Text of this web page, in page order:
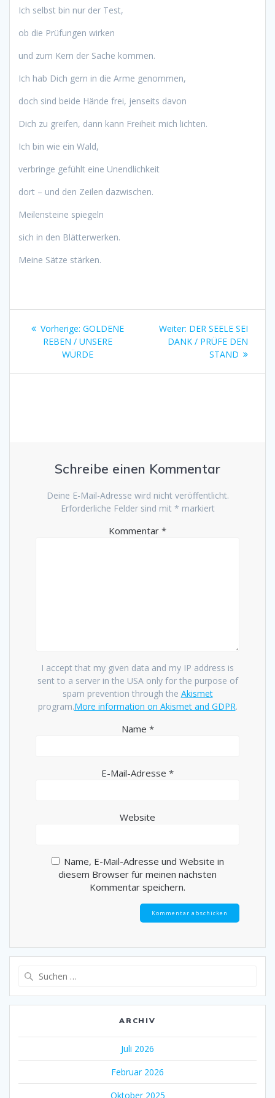
Ich selbst bin nur der Test,
ob die Prüfungen wirken
und zum Kern der Sache kommen.
Ich hab Dich gern in die Arme genommen,
doch sind beide Hände frei, jenseits davon
Dich zu greifen, dann kann Freiheit mich lichten.
Ich bin wie ein Wald,
verbringe gefühlt eine Unendlichkeit
dort – und den Zeilen dazwischen.
Meilensteine spiegeln
sich in den Blätterwerken.
Meine Sätze stärken.
Beitragsnavigation
Vorherige: Vorheriger
Beitrag:
GOLDENE
REBEN / UNSERE
WÜRDE
Weiter: Nächster
Beitrag:
DER SEELE SEI
DANK / PRÜFE DEN
STAND
Schreibe einen Kommentar
Deine E-Mail-Adresse wird nicht veröffentlicht.
Erforderliche Felder sind mit * markiert
Kommentar *
I accept that my given data and my IP address is
sent to a server in the USA only for the purpose of
spam prevention through the Akismet
program.More information on Akismet and GDPR.
Name *
E-Mail-Adresse *
Website
Name, E-Mail-Adresse und Website in
diesem Browser für meinen nächsten
Kommentar speichern.
ARCHIV
Juli 2026
Februar 2026
Oktober 2025